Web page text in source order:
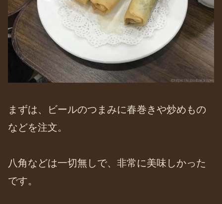
まずは、ビールのつまみに春巻きや炒めもの
などを注文。
八角などは一切無しで、非常に美味しかった
です。